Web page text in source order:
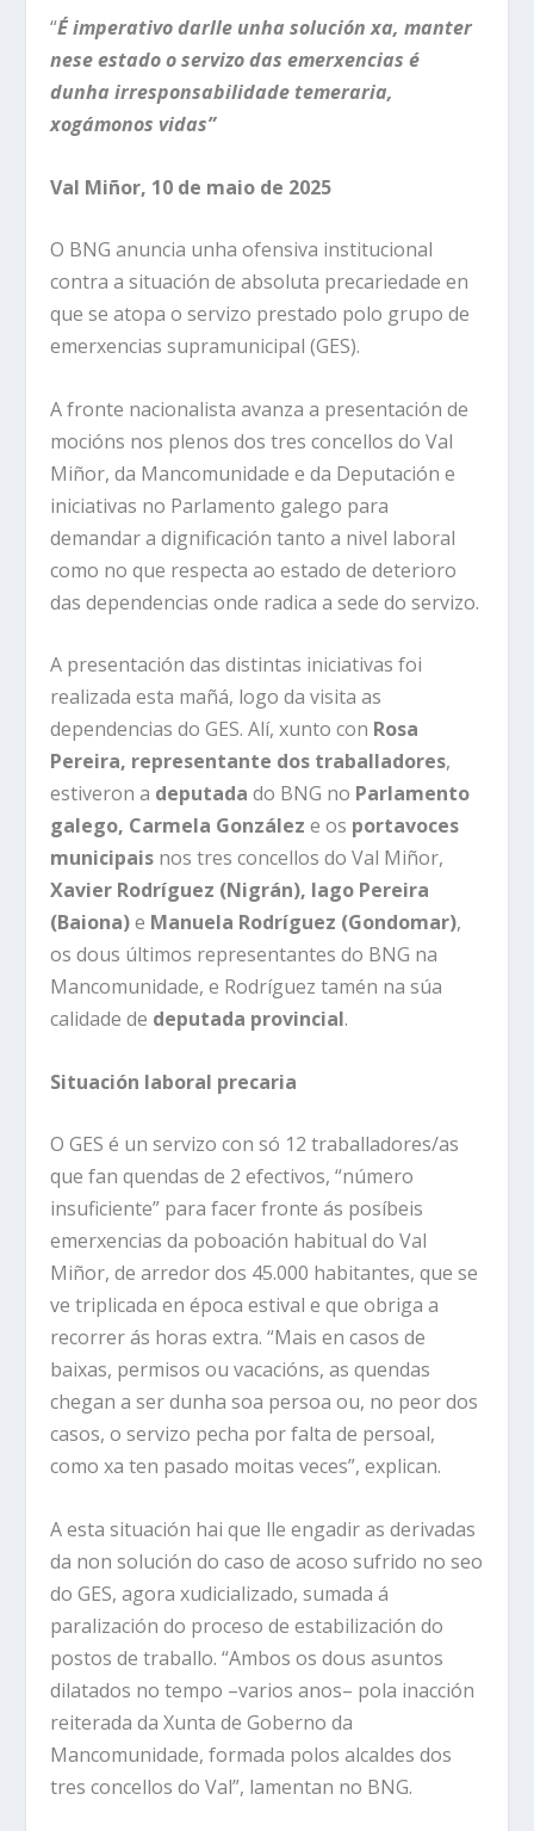
“É imperativo darlle unha soluciónxa, manter
nese estado o servizo das emerxencias é
dunha irresponsabilidade temeraria,
xogámonos vidas”
Val Miñor, 10 de maio de 2025
O BNG anuncia unha ofensiva institucional
contra a situación de absoluta precariedade en
que se atopa o servizo prestado polo grupo de
emerxencias supramunicipal (GES).
A fronte nacionalista avanza a presentación de
mocións nos plenos dos tres concellos do Val
Miñor, da Mancomunidade e da Deputación e
iniciativas no Parlamento galego para
demandar a dignificación tanto a nivel laboral
como no que respecta ao estado de deterioro
das dependencias onde radica a sede do servizo.
A presentación das distintas iniciativas foi
realizada esta mañá, logo da visita as
dependencias do GES. Alí, xunto con Rosa
Pereira, representante dos traballadores,
estiveron a deputada do BNG no Parlamento
galego, Carmela González e os portavoces
municipais nos tres concellos do Val Miñor,
Xavier Rodríguez (Nigrán), Iago Pereira
(Baiona)e Manuela Rodríguez (Gondomar),
os dous últimos representantes do BNG na
Mancomunidade, e Rodríguez tamén na súa
calidade de deputada provincial.
Situación laboral precaria
O GES é un servizo con só 12 traballadores/as
que fan quendas de 2 efectivos, “número
insuficiente” para facer fronte ás posíbeis
emerxencias da poboación habitual do Val
Miñor, de arredor dos 45.000 habitantes, que se
ve triplicada en época estival e que obriga a
recorrer ás horas extra. “Mais en casos de
baixas, permisos ou vacacións, as quendas
chegan a ser dunha soa persoa ou, no peor dos
casos, o servizo pecha por falta de persoal,
como xa ten pasado moitas veces”, explican.
A esta situación hai que lle engadir as derivadas
da non solución do caso de acoso sufrido no seo
do GES, agora xudicializado, sumada á
paralización do proceso de estabilización do
postos de traballo. “Ambos os dous asuntos
dilatados no tempo –varios anos– pola inacción
reiterada da Xunta de Goberno da
Mancomunidade, formada polos alcaldes dos
tres concellos do Val”, lamentan no BNG.